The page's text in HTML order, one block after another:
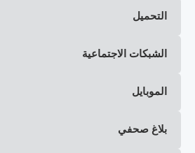
التحميل
الشبكات الاجتماعية
الموبايل
بلاغ صحفي